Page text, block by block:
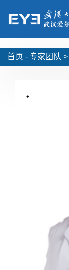
首页 - 专家团队 >